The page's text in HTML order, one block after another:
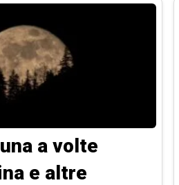
a volte
e altre